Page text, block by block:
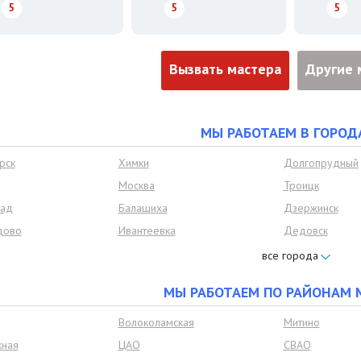
5
5
5
Вызвать мастера Другие
МЫ РАБОТАЕМ В
Химки Долгопрудный
Москва
Троицк
Балашиха Дзержинск
Ивантеевка Дедовск
Лыткарино
Ленинский
Развилка Петровское
Красково Удельная
МЫ РАБОТАЕМ ПО РАЙОНАМ
Волоколамская Митино
ЦАО СВАО